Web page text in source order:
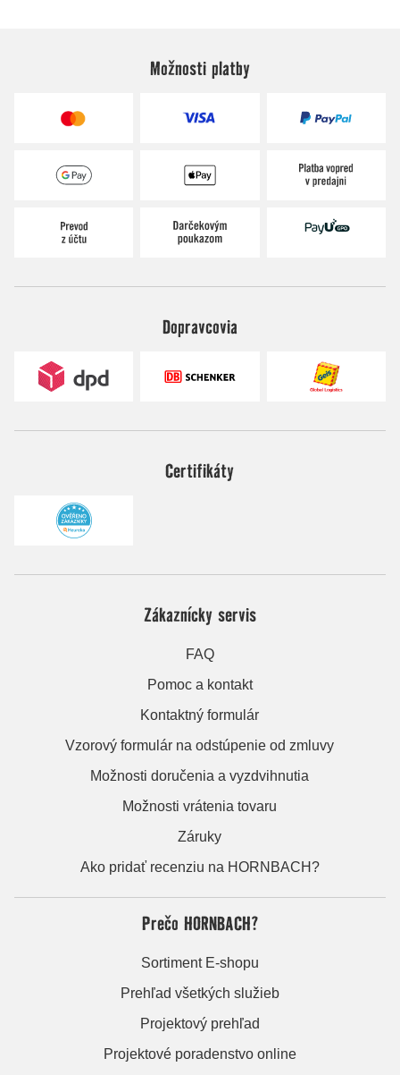
Možnosti platby
Dopravcovia
Certifikáty
Zákaznícky servis
FAQ
Pomoc a kontakt
Kontaktný formulár
Vzorový formulár na odstúpenie od zmluvy
Možnosti doručenia a vyzdvihnutia
Možnosti vrátenia tovaru
Záruky
Ako pridať recenziu na HORNBACH?
Prečo HORNBACH?
Sortiment E-shopu
Prehľad všetkých služieb
Projektový prehľad
Projektové poradenstvo online